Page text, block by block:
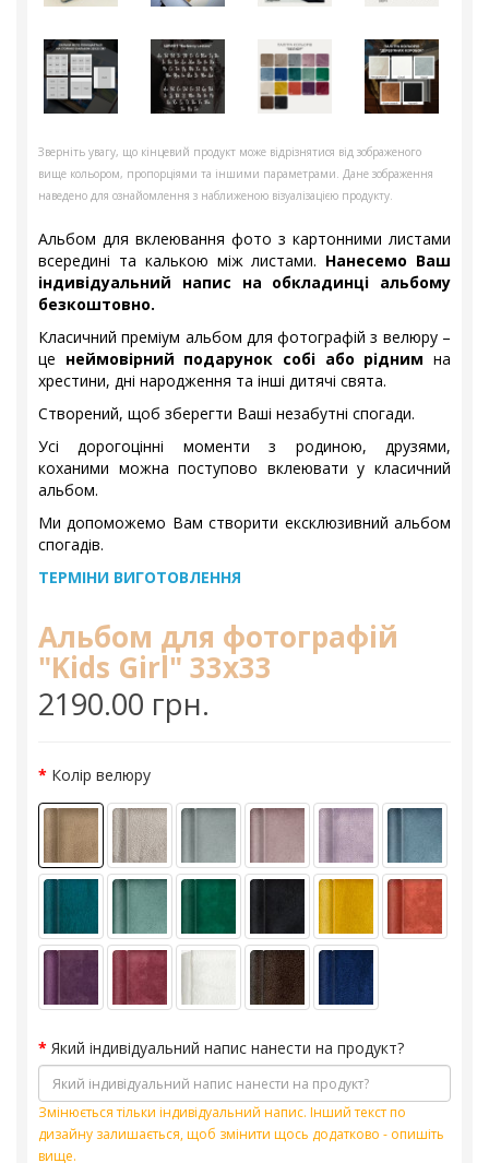
Зверніть увагу, що кінцевий продукт може відрізнятися від зображеного
вище кольором, пропорціями та іншими параметрами. Дане зображення
наведено для ознайомлення з наближеною візуалізацією продукту.
Альбом для вклеювання фото з картонними листами
всередині та калькою між листами. Нанесемо Ваш
індивідуальний напис на обкладинці альбому
безкоштовно.
Класичний преміум альбом для фотографій з велюру –
це неймовірний подарунок собі або ріднимна
хрестини, дні народження та інші дитячі свята.
Створений, щоб зберегти Ваші незабутні спогади.
Усі дорогоцінні моменти з родиною, друзями,
коханими можна поступово вклеювати у класичний
альбом.
Ми допоможемо Вам створити ексклюзивний альбом
спогадів.
ТЕРМІНИ ВИГОТОВЛЕННЯ
Альбом для фотографій
"Kids Girl" 33х33
2190.00 грн.
Колір велюру
Який індивідуальний напис нанести на продукт?
Змінюється тільки індивідуальний напис. Інший текст по
дизайну залишається, щоб змінити щось додатково - опишіть
вище.